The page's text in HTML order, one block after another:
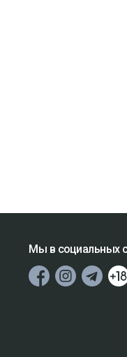
Мы в социальных